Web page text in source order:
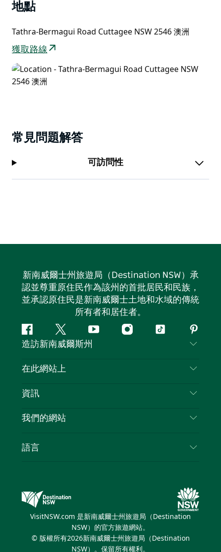
地點
Tathra-Bermagui Road Cuttagee NSW 2546 澳洲
獲取路線
常見問題解答
可訪問性
新南威爾士州旅遊局（Destination NSW）承
認並尊重原住民作為該州的首批居民和民族，
並承認原住民是新南威爾士土地和水域的傳統
所有者和居住者。
Facebook嘰
嘰
喳
Youtube Instagram
抖
造訪新南威爾斯州
聯絡我們
隱私
Cookie 通知
在此網站上
目的地
新南威爾士州公路旅行
活動
資訊
旅行資訊
新南威爾士州的商業
我們的網站
新南威爾士州旅遊局（Destination NSW）媒體中
繽紛雪梨燈光音樂節
語言
VisitNSW.com 是新南威爾士州旅遊局（Destination
NSW）的官方旅遊網站。
© 版權所有2026新南威爾士州旅遊局（Destination
NSW）。保留所有權利。